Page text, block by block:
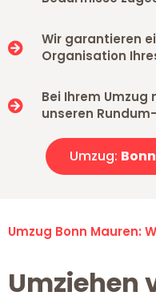
Wir garantieren
Organisation
Bei Ihrem Umzug
unseren
Umzug:
Umzug Bonn Mauren:
Umziehen